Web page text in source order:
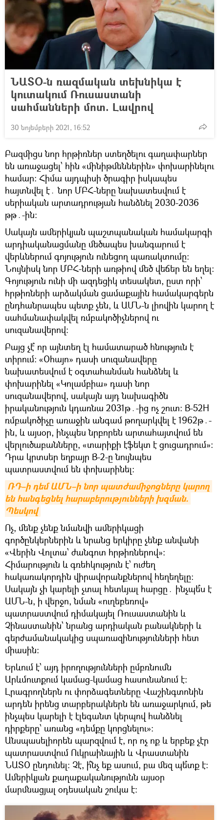
ՆԱՏՕ-ն ռազմական տեխնիկա է
կուտակում Ռուսաստանի
սահմանների մոտ. Լավրով
30 նոյեմբերի 2021, 16:52
Բազմիցս նոր հրթիռներ ստեղծելու գաղափարներ
են առաջացել՝ հին «մինիթմեններին» փոխարինելու
համար։ Հիմա այդպիսի ծրագիր իսկապես
հայտնվել է․ նոր ՄԲՀ-ները նախատեսվում է
սերիական արտադրության հանձնել 2030-2036
թթ․-ին։
Սակայն ամերիկյան պաշտպանական համակարգի
արդիականացմանը մեծապես խանգարում է
վերևներում գոյություն ունեցող պառակտումը։
Նույնիսկ նոր ՄԲՀ-ների առթիով մեծ վեճեր են եղել։
Գոյություն ունի մի ազդեցիկ տեսակետ, ըստ որի՝
հրթիռների արձակման ցամաքային համակարգերն
ընդհանրապես պետք չեն, և ԱՄՆ-ն լիովին կարող է
սահմանափակվել ռմբակոծիչներով ու
սուզանավերով։
Բայց չէ՞ որ այնտեղ էլ համատարած հնություն է
տիրում։ «Օհայո» դասի սուզանավերը
նախատեսվում է օգտահանման հանձնել և
փոխարինել «Կոլամբիա» դասի նոր
սուզանավերով, սակայն այդ նախագիծն
իրականություն կդառնա 2031թ․-ից ոչ շուտ։ B-52H
ռմբակոծիչը առաջին անգամ թողարկվել է 1962թ․-
ին, և այսօր, ինչպես նրբորեն արտահայտվում են
վերլուծաբանները, «տարիքի էֆեկտ է ցուցադրում»։
Դրա կրտսեր եղբայր B-2-ը նույնպես
պատրաստվում են փոխարինել։
ՌԴ–ի դեմ ԱՄՆ–ի նոր պատժամիջոցները կարող
են հանգեցնել հարաբերությունների խզման.
Պեսկով
Ոչ, մենք չենք նմանվի ամերիկացի
գործընկերներին և նրանց երկիրը չենք անվանի
«Վերին Վոլտա՝ ժանգոտ հրթիռներով»։
Հիմարություն և գռեհկություն է՝ ուժեղ
հակառակորդին վիրավորանքներով հեղեղելը։
Սակայն չի կարելի չտալ հետևյալ հարցը․ ինչպե՞ս է
ԱՄՆ-ն, ի վերջո, նման «ուղեբեռով»
պատրաստվում դիմակայել Ռուսաստանին և
Չինաստանին՝ նրանց արդիական բանակների և
գերժամանակակից սպառազինությունների հետ
միասին։
Երևում է՝ այդ իրողությունների ըմբռնումն
Արևմուտքում կամաց-կամաց հասունանում է։
Լրագրողներն ու փորձագետները Վաշինգտոնին
արդեն իրենց տարբերակներն են առաջարկում, թե
ինչպես կարելի է էլեգանտ կերպով հանձնել
դիրքերը՝ առանց «դեմքը կորցնելու»։
Անսպասելիորեն պարզվում է, որ ոչ ոք և երբեք չէր
պատրաստվում Ուկրաինային և Վրաստանին
ՆԱՏՕ ընդունել։ Չէ, ի՞նչ եք ասում, բա մեզ պե՞տք է։
Ամերիկյան քաղաքականությունն այսօր
մարմնացյալ օդեսական շուկա է։